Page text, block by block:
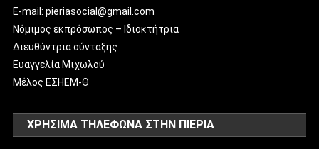
E-mail: pieriasocial@gmail.com
Νόμιμος εκπρόσωπος – Ιδιοκτήτρια
Διευθύντρια σύνταξης
Ευαγγελία Μιχωλού
Μέλος ΕΣΗΕΜ-Θ
ΧΡΗΣΙΜΑ ΤΗΛΕΦΩΝΑ ΣΤΗΝ ΠΙΕΡΙΑ